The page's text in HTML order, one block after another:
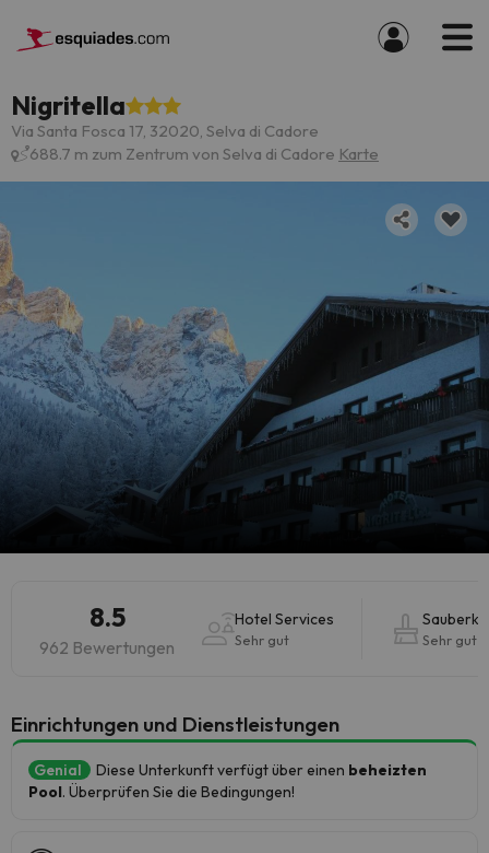
Nigritella
Via Santa Fosca 17, 32020, Selva di Cadore
688.7 m zum Zentrum von Selva di Cadore Karte
8.5
962 Bewertungen
Hotel Services
Sehr gut Sehr gut
​Einrichtungen und Dienstleistungen
Genial Diese Unterkunft verfügt über einen beheizten
Pool. Überprüfen Sie die Bedingungen!